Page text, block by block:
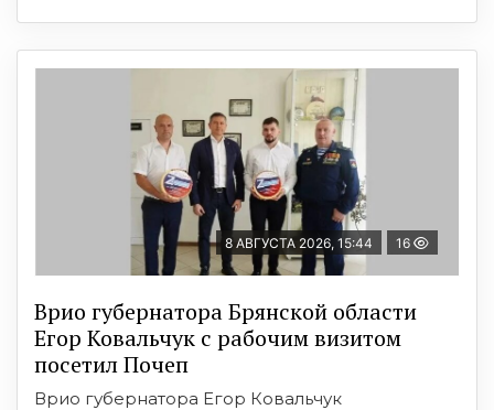
8 АВГУСТА 2026, 15:44 16
Врио губернатора Брянской области
Егор Ковальчук с рабочим визитом
посетил Почеп
Врио губернатора Егор Ковальчук